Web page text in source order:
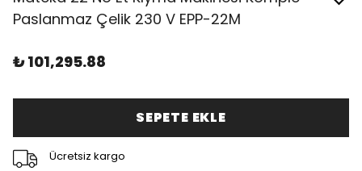
Paslanmaz Çelik 230 V EPP-22M
₺ 101,295.88
SEPETE EKLE
Ücretsiz kargo